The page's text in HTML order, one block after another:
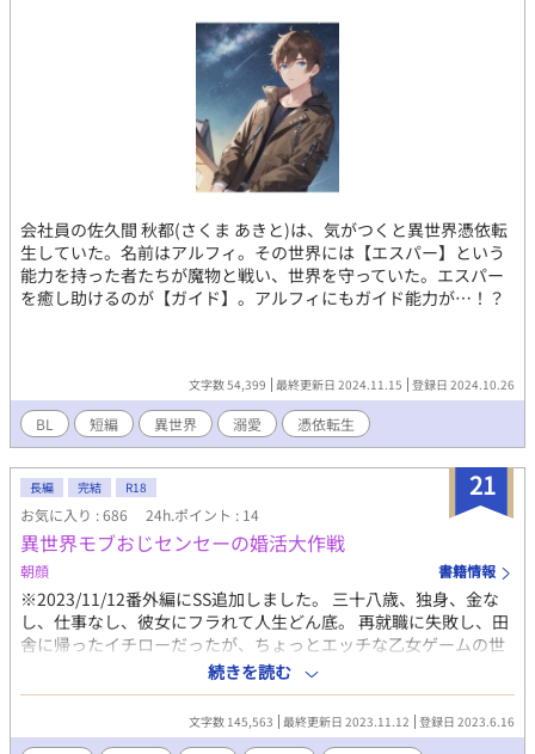
会社員の佐久間 秋都(さくま あきと)は、気がつくと異世界憑依転
生していた。名前はアルフィ。その世界には【エスパー】という
能力を持った者たちが魔物と戦い、世界を守っていた。エスパー
を癒し助けるのが【ガイド】。アルフィにもガイド能力が…！？
文字数 54,399 最終更新日 2024.11.15 登録日 2024.10.26
BL 短編 異世界 溺愛 憑依転生
21
長編 完結 R18
お気に入り : 686 24h.ポイント : 14
異世界モブおじセンセーの婚活大作戦
朝顔 書籍情報
※2023/11/12番外編にSS追加しました。 三十八歳、独身、金な
し、仕事なし、彼女にフラれて人生どん底。 再就職に失敗し、田
舎に帰ったイチローだったが、ちょっとエッチな乙女ゲームの世
界に入り込んでしまった。 イチローが憑依したキャラは、ゲーム
には一切登場せず名前すらないモブおじ教師。 年齢だけでなく共
通点も多い、ビリジアンとしてゲームの世界で生きることになっ
た。 ゲームはどうでもいいし、仕事もあれば知識もある。個人的
続きを読む
文字数 145,563 最終更新日 2023.11.12 登録日 2023.6.16